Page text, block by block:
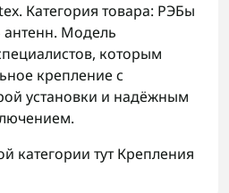
Категория товара: РЭБы
Модель
которым
крепление с
установки и надёжным
категории тутКрепления